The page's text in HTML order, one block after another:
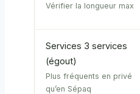
Vérifier la longueur max
Services 3 services
(égout)
Plus fréquents en privé
qu’en Sépaq